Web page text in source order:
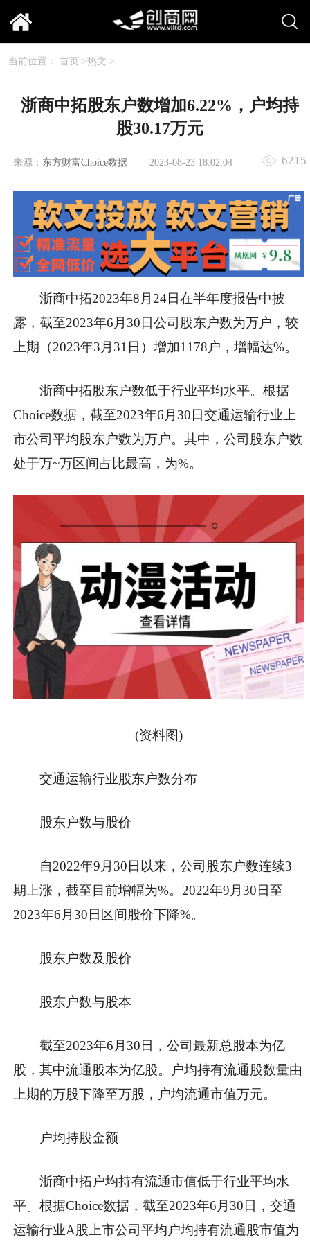
当前位置： 首页 >热文 >
浙商中拓股东户数增加6.22%，户均持
股30.17万元
来源： 东方财富Choice数据 2023-08-23 18:02:04 6215
浙商中拓2023年8月24日在半年度报告中披
露，截至2023年6月30日公司股东户数为万户，较
上期（2023年3月31日）增加1178户，增幅达%。
浙商中拓股东户数低于行业平均水平。根据
Choice数据，截至2023年6月30日交通运输行业上
市公司平均股东户数为万户。其中，公司股东户数
处于万~万区间占比最高，为%。
(资料图)
交通运输行业股东户数分布
股东户数与股价
自2022年9月30日以来，公司股东户数连续3
期上涨，截至目前增幅为%。2022年9月30日至
2023年6月30日区间股价下降%。
股东户数及股价
股东户数与股本
截至2023年6月30日，公司最新总股本为亿
股，其中流通股本为亿股。户均持有流通股数量由
上期的万股下降至万股，户均流通市值万元。
户均持股金额
浙商中拓户均持有流通市值低于行业平均水
平。根据Choice数据，截至2023年6月30日，交通
运输行业A股上市公司平均户均持有流通股市值为